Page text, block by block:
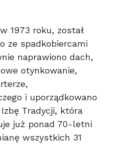
1973 roku, został
ze spadkobiercami
naprawiono dach,
otynkowanie,
i uporządkowano
Tradycji, która
już ponad 70-letni
wszystkich 31